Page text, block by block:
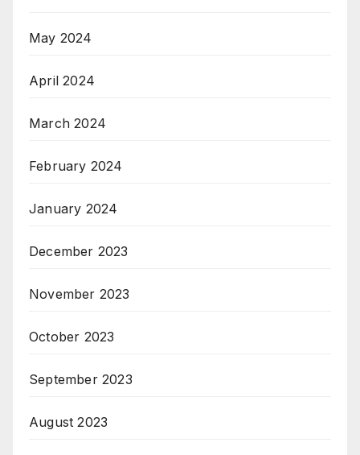
May 2024
April 2024
March 2024
February 2024
January 2024
December 2023
November 2023
October 2023
September 2023
August 2023